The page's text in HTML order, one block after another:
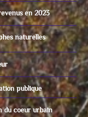
en 2023
naturelles
publique
du coeur urbain